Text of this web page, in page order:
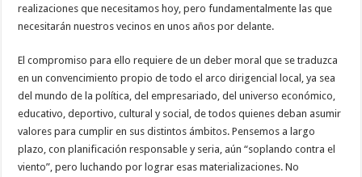
realizaciones que necesitamos hoy, pero fundamentalmente las que
necesitarán nuestros vecinos en unos años por delante.
El compromiso para ello requiere de un deber moral que se traduzca
en un convencimiento propio de todo el arco dirigencial local, ya sea
del mundo de la política, del empresariado, del universo económico,
educativo, deportivo, cultural y social, de todos quienes deban asumir
valores para cumplir en sus distintos ámbitos. Pensemos a largo
plazo, con planificación responsable y seria, aún “soplando contra el
viento”, pero luchando por lograr esas materializaciones. No